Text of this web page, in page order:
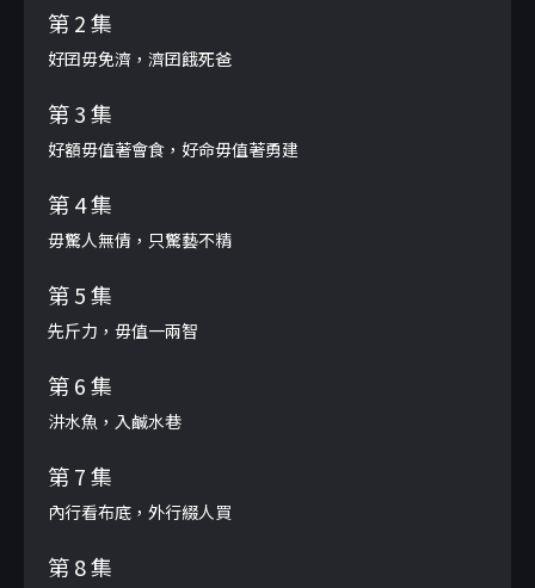
第 2 集
好囝毋免濟，濟囝餓死爸
第 3 集
好額毋值著會食，好命毋值著勇建
第 4 集
毋驚人無倩，只驚藝不精
第 5 集
先斤力，毋值一兩智
第 6 集
汫水魚，入鹹水巷
第 7 集
內行看布底，外行綴人買
第 8 集